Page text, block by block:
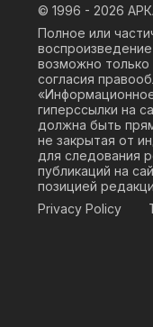
© 1996 - 2026
Полное или
возможно только
согласия
гиперссылки на
должна быть
не закрытая от
для следования
публикаций на
позицией
Privacy Policy